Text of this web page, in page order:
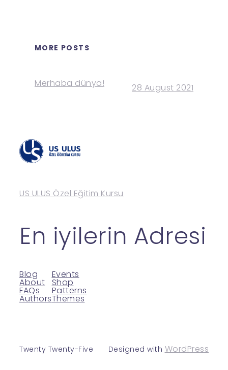
MORE POSTS
Merhaba dünya! 28 August 2021
US ULUS Özel Eğitim Kursu
En iyilerin Adresi
Blog
About
FAQs
Authors
Events
Shop
Patterns
Themes
Twenty Twenty-Five Designed with WordPress